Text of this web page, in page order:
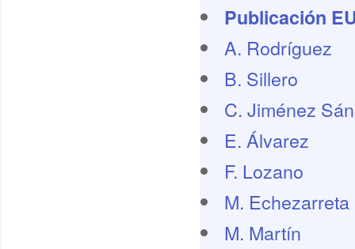
Publicación
A. Rodríguez
B. Sillero
C. Jiménez
E. Álvarez
F. Lozano
M. Echezarreta
M. Martín